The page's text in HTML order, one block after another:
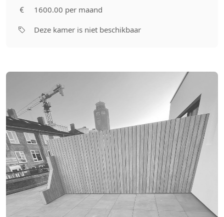
1600.00 per maand
Deze kamer is niet beschikbaar